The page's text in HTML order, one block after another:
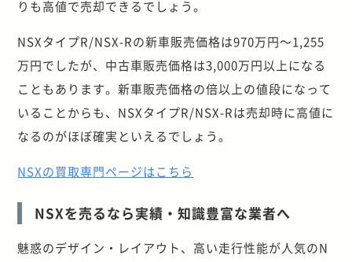
りも高値で売却できるでしょう。
NSXタイプR/NSX-Rの新車販売価格は970万円～1,255
万円でしたが、中古車販売価格は3,000万円以上になる
こともあります。新車販売価格の倍以上の値段になって
いることからも、NSXタイプR/NSX-Rは売却時に高値に
なるのがほぼ確実といえるでしょう。
NSXの買取専門ページはこちら
NSXを売るなら実績・知識豊富な業者へ
魅惑のデザイン・レイアウト、高い走行性能が人気のN